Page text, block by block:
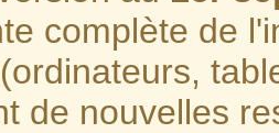
complète de
de nouvelles